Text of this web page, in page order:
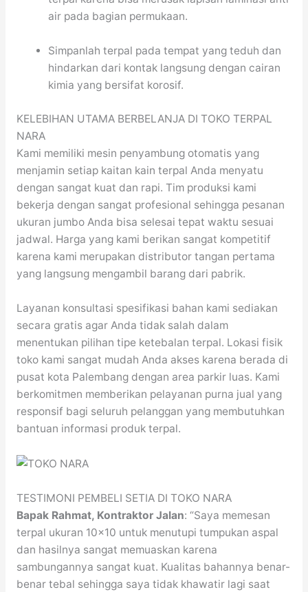
air pada bagian permukaan.
Simpanlah terpal pada tempat yang teduh dan
hindarkan dari kontak langsung dengan cairan
kimia yang bersifat korosif.
KELEBIHAN UTAMA BERBELANJA DI TOKO TERPAL
NARA
Kami memiliki mesin penyambung otomatis yang
menjamin setiap kaitan kain terpal Anda menyatu
dengan sangat kuat dan rapi. Tim produksi kami
bekerja dengan sangat profesional sehingga pesanan
ukuran jumbo Anda bisa selesai tepat waktu sesuai
jadwal. Harga yang kami berikan sangat kompetitif
karena kami merupakan distributor tangan pertama
yang langsung mengambil barang dari pabrik.
Layanan konsultasi spesifikasi bahan kami sediakan
secara gratis agar Anda tidak salah dalam
menentukan pilihan tipe ketebalan terpal. Lokasi fisik
toko kami sangat mudah Anda akses karena berada di
pusat kota Palembang dengan area parkir luas. Kami
berkomitmen memberikan pelayanan purna jual yang
responsif bagi seluruh pelanggan yang membutuhkan
bantuan informasi produk terpal.
TESTIMONI PEMBELI SETIA DI TOKO NARA
Bapak Rahmat, Kontraktor Jalan: “Saya memesan
terpal ukuran 10×10 untuk menutupi tumpukan aspal
dan hasilnya sangat memuaskan karena
sambungannya sangat kuat. Kualitas bahannya benar-
benar tebal sehingga saya tidak khawatir lagi saat